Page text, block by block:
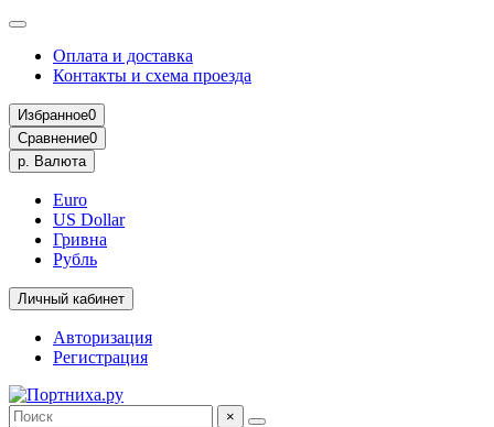
Оплата и доставка
Контакты и схема проезда
Избранное0
Сравнение0
р. Валюта
Euro
US Dollar
Гривна
Рубль
Личный кабинет
Авторизация
Регистрация
×